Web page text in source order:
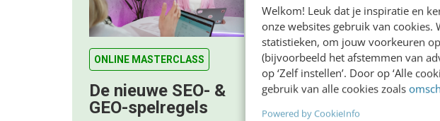
Welkom! Leuk dat je inspiratie en
onze websites gebruik van
statistieken, om jouw voorkeuren
(bijvoorbeeld het afstemmen van
op ‘Zelf instellen’. Door op ‘Alle
gebruik van alle cookies zoals
Powered by CookieInfo
ONLINE MASTERCLASS
De nieuwe SEO- &
GEO-spelregels